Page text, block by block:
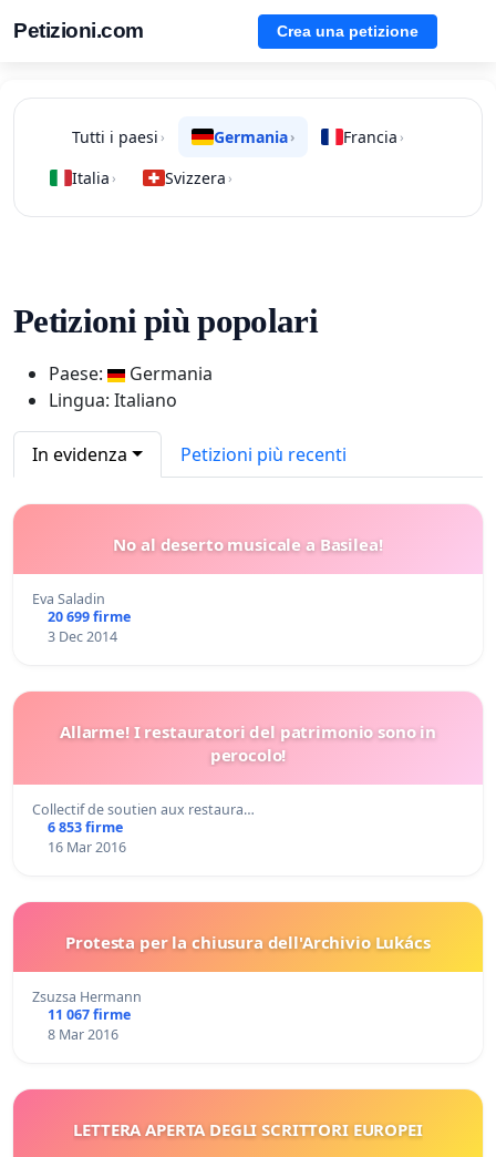
Petizioni.com Crea una petizione
Tutti i paesi › Germania› Francia ›
Italia › Svizzera ›
Petizioni più popolari
Paese:
Germania
Lingua: Italiano
In evidenza Petizioni più recenti
No al deserto musicale a Basilea!
Eva Saladin
20 699 firme
3 Dec 2014
Allarme! I restauratori del patrimonio sono in
perocolo!
Collectif de soutien aux restaura…
6 853 firme
16 Mar 2016
Protesta per la chiusura dell'Archivio Lukács
Zsuzsa Hermann
11 067 firme
8 Mar 2016
LETTERA APERTA DEGLI SCRITTORI EUROPEI